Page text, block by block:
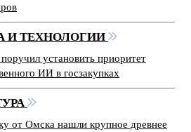
И ТЕХНОЛОГИИ
установить приоритет
ИИ в госзакупках
от Омска нашли крупное древнее